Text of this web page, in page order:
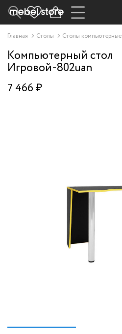
Главная Столы Столы компьютерные
Компьютерный стол
Игровой-802uan
7 466 ₽